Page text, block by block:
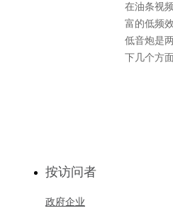
在油条视
富的低频效
低音炮是两
下几个方面
按访问者
政府企业